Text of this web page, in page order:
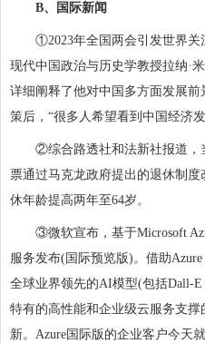
B、国际新闻
①2023年全国两会引发世界关
现代中国政治与历史学教授拉纳·
详细阐释了他对中国多方面发展
策后，“很多人希望看到中国经济
②综合路透社和法新社报道，
票通过马克龙政府提出的退休制
休年龄提高两年至64岁。
③微软宣布，基于Microsoft
服务发布(国际预览版)。借助
全球业界领先的AI模型(包括Dall-E
特有的高性能和企业级云服务支
新。Azure国际版的企业客户今天